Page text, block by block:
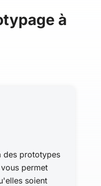
à
des prototypes
permet
soient